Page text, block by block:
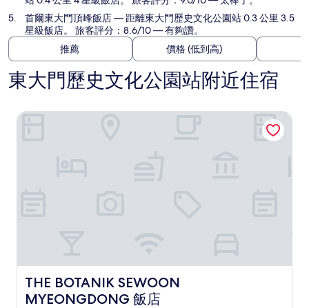
首爾東大門頂峰飯店— 距離東大門歷史文化公園站 0.3 公里 3.5
星級飯店。 旅客評分：8.6/10 — 有夠讚。
推薦
價格 (低到高)
東大門歷史文化公園站附近住宿
THE BOTANIK SEWOON
MYEONGDONG 飯店
THE BOTANIK SEWOON MYEONGDONG 飯店
THE BOTANIK SEWOON MYEONGDONG 飯店